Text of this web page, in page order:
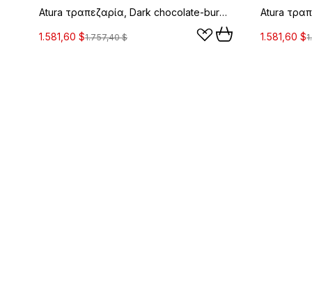
Atura τραπεζαρία, Dark chocolate-burgundy, 90x160 εκ.
1.581,60 $1.757,40 $ 1.581,60 $